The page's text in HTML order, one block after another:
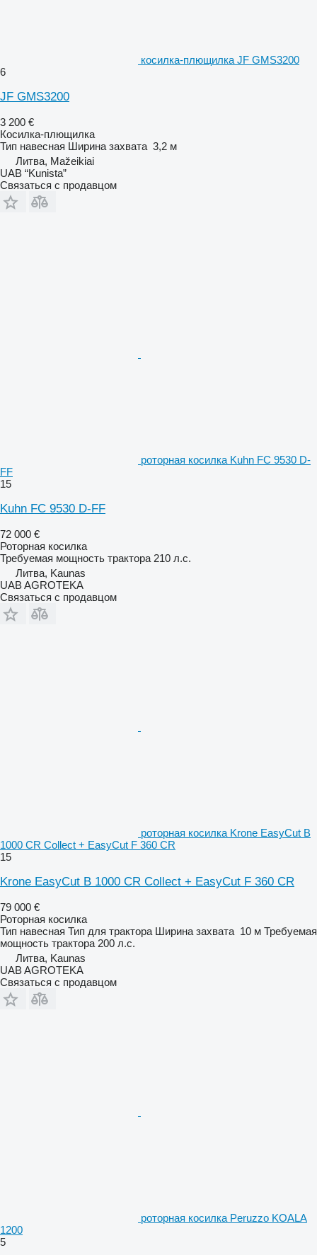
косилка-плющилка JF GMS3200
6
JF GMS3200
3 200 €
Косилка-плющилка
Тип навесная Ширина захвата 3,2 м
Литва, Mažeikiai
UAB “Kunista”
Связаться с продавцом
роторная косилка Kuhn FC 9530 D-
FF
15
Kuhn FC 9530 D-FF
72 000 €
Роторная косилка
Требуемая мощность трактора 210 л.с.
Литва, Kaunas
UAB AGROTEKA
Связаться с продавцом
роторная косилка Krone EasyCut B
1000 CR Collect + EasyCut F 360 CR
15
Krone EasyCut B 1000 CR Collect + EasyCut F 360 CR
79 000 €
Роторная косилка
Тип навесная Тип для трактора Ширина захвата 10 м Требуемая
мощность трактора 200 л.с.
Литва, Kaunas
UAB AGROTEKA
Связаться с продавцом
роторная косилка Peruzzo KOALA
1200
5